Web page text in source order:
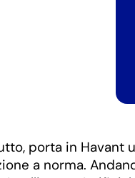
porta in Havant
a norma.